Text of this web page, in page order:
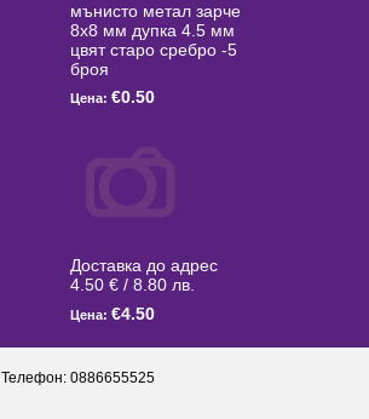
мънисто метал зарче
8x8 мм дупка 4.5 мм
цвят старо сребро -5
броя
Цена: €0.50
Доставка до адрес
4.50 € / 8.80 лв.
Цена: €4.50
Телефон: 0886655525